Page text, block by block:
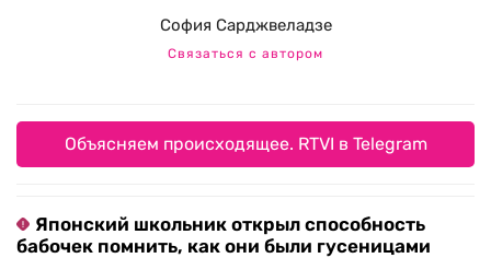
София Сарджвеладзе
Связаться с автором
Объясняем происходящее. RTVI в Telegram
Японский школьник открыл способность
бабочек помнить, как они были гусеницами